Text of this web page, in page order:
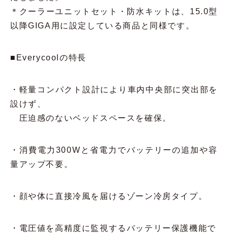
＊クーラーユニットセット・防水キットは、15.0型
以降GIGA用に設定している商品と同様です。
■Everycoolの特長
・軽量コンパクト設計により車内中央部に突出部を
設けず、
圧迫感のないベッドスペースを確保。
・消費電力300Wと省電力でバッテリーの追加や容
量アップ不要。
・顔や体に直接冷風を届けるゾーン冷房タイプ。
・電圧値を高精度に監視するバッテリー保護機能で